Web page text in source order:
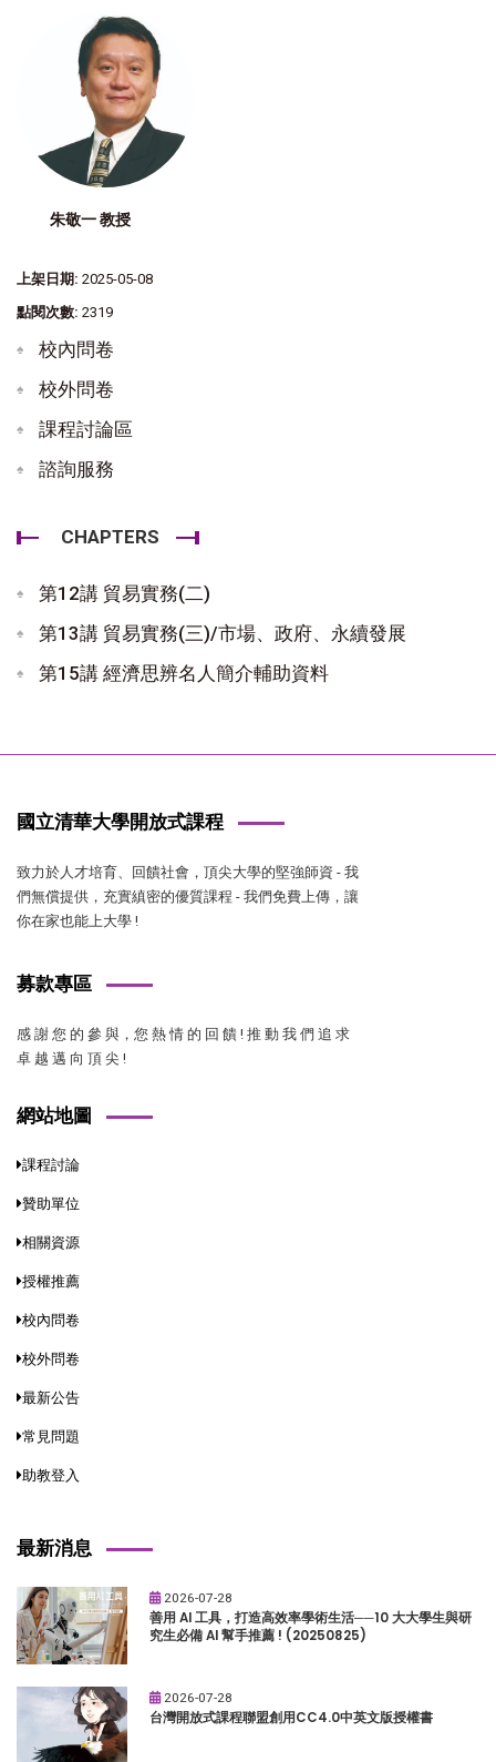
朱敬一 教授
上架日期: 2025-05-08
點閱次數: 2319
校內問卷
校外問卷
課程討論區
諮詢服務
CHAPTERS
第12講 貿易實務(二)
第13講 貿易實務(三)/市場、政府、永續發展
第15講 經濟思辨名人簡介輔助資料
國立清華大學開放式課程
致力於人才培育、回饋社會，頂尖大學的堅強師資 - 我
們無償提供，充實縝密的優質課程 - 我們免費上傳，讓
你在家也能上大學 !
募款專區
感 謝 您 的 參 與，您 熱 情 的 回 饋 ! 推 動 我 們 追 求
卓 越 邁 向 頂 尖 !
網站地圖
課程討論
贊助單位
相關資源
授權推薦
校內問卷
校外問卷
最新公告
常見問題
助教登入
最新消息
2026-07-28
善用 AI 工具，打造高效率學術生活──10 大大學生與研
究生必備 AI 幫手推薦 ! (20250825)
2026-07-28
台灣開放式課程聯盟創用CC4.0中英文版授權書